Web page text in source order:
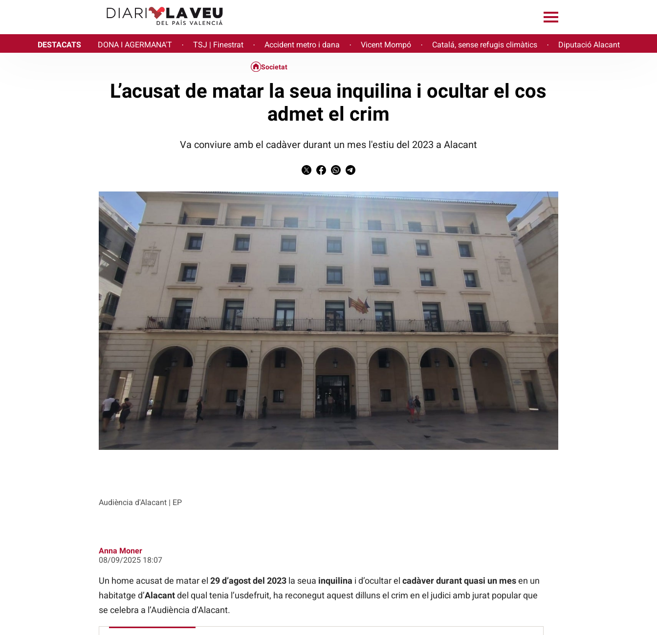
DESTACATS DONA I AGERMANA'T · TSJ | Finestrat · Accident metro i dana · Vicent Mompó · Catalá, sense refugis climàtics · Diputació Alacant
Audiència d'Alacant | EP
Societat
L’acusat de matar la seua inquilina i ocultar el cos
admet el crim
Va conviure amb el cadàver durant un mes l'estiu del 2023 a Alacant
Anna Moner
08/09/2025 18:07
Un home acusat de matar el 29 d’agost del 2023la seua inquilina i d’ocultar el cadàver durant quasi un mesen un
habitatge d’Alacantdel qual tenia l’usdefruit, ha reconegut aquest dilluns el crim en el judici amb jurat popular que
se celebra a l’Audiència d’Alacant.